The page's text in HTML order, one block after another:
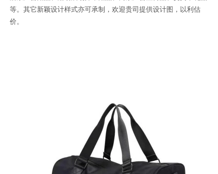
等。其它新颖设计样式亦可承制，欢迎贵司提供设计图，以利估
价。